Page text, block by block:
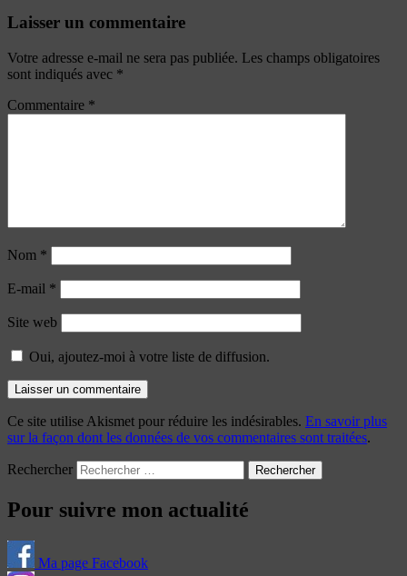
Laisser un commentaire
Votre adresse e-mail ne sera pas publiée. Les champs obligatoires
sont indiqués avec *
Commentaire *
Nom *
E-mail *
Site web
Oui, ajoutez-moi à votre liste de diffusion.
Ce site utilise Akismet pour réduire les indésirables. En savoir plus
sur la façon dont les données de vos commentaires sont traitées.
Rechercher
Pour suivre mon actualité
Ma page Facebook